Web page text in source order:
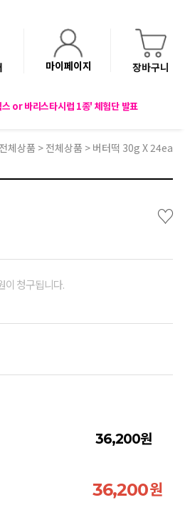
마이페이지 장바구니
or 바리스타시럽 1종' 체험단 발표
전체상품 > 전체상품 > 버터떡 30g X 24ea
♡
이 청구됩니다.
36,200원
36,200원